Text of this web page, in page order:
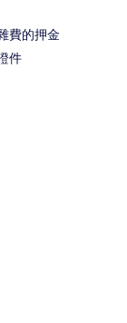
費的押金
件